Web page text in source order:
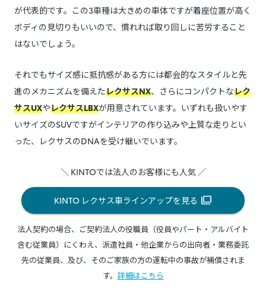
が代表的です。この3車種は大きめの車体ですが着座位置が高く
ボディの見切りもいいので、慣れれば取り回しに苦労すること
はないでしょう。
それでもサイズ感に抵抗感がある方には都会的なスタイルと先
進のメカニズムを備えたレクサスNX、さらにコンパクトなレク
サスUXやレクサスLBXが用意されています。いずれも扱いやす
いサイズのSUVですがインテリアの作り込みや上質な走りとい
った、レクサスのDNAを受け継いでいます。
＼ KINTOでは法人のお客様にも人気 ／
KINTO レクサス車ラインアップを見る
法人契約の場合、ご契約法人の役職員（役員やパート・アルバイト
含む従業員）にくわえ、派遣社員・他企業からの出向者・業務委託
先の従業員、及び、そのご家族の方の運転中の事故が補償されま
す。 詳細はこちら